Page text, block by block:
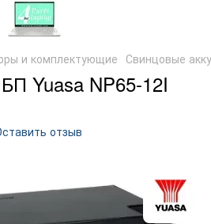
и комплектующие Свинцовые
Yuasa NP65-12I
отзыв